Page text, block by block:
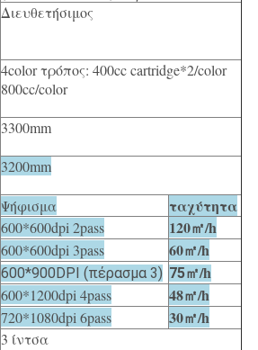
Διευθετήσιμος
4color τρόπος: 400cc cartridge*2/color
800cc/color
3300mm
3200mm
Ψήφισμα ταχύτητα
600*600dpi 2pass 120㎡/h
600*600dpi 3pass 60㎡/h
600*900DPI (πέρασμα 3) 75㎡/h
600*1200dpi 4pass 48㎡/h
720*1080dpi 6pass 30㎡/h
3 ίντσα